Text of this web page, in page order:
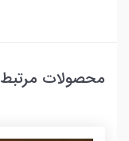
محصولات مرتبط